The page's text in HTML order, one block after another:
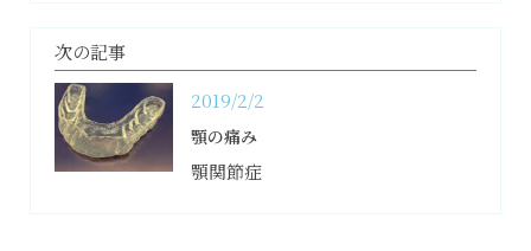
次の記事
2019/2/2
顎の痛み
顎関節症